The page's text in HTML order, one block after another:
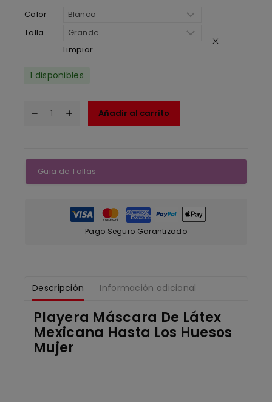
Color
Talla
Limpiar
1 disponibles
Añadir al carrito
Guia de Tallas
Pago Seguro Garantizado
Descripción Información adicional
Playera Máscara De Látex
Mexicana Hasta Los Huesos
Mujer